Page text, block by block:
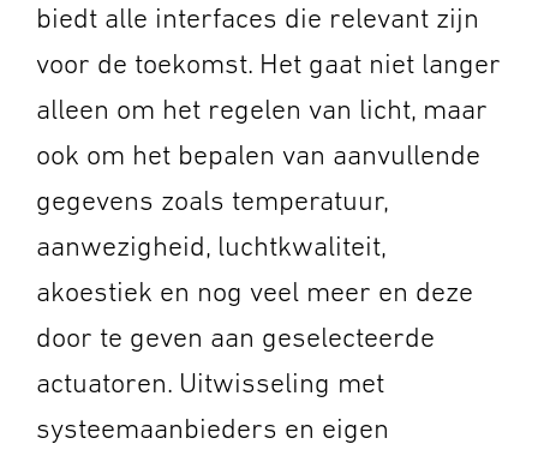
biedt alle interfaces die relevant zijn
voor de toekomst. Het gaat niet langer
alleen om het regelen van licht, maar
ook om het bepalen van aanvullende
gegevens zoals temperatuur,
aanwezigheid, luchtkwaliteit,
akoestiek en nog veel meer en deze
door te geven aan geselecteerde
actuatoren. Uitwisseling met
systeemaanbieders en eigen